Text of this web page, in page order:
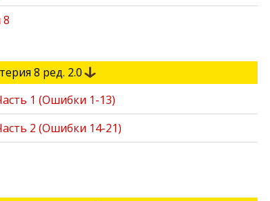
8 ред. 2.0
1 (Ошибки 1-13)
2 (Ошибки 14-21)